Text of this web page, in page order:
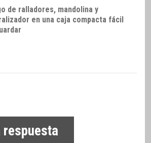
de ralladores, mandolina y
en una caja compacta fácil
respuesta